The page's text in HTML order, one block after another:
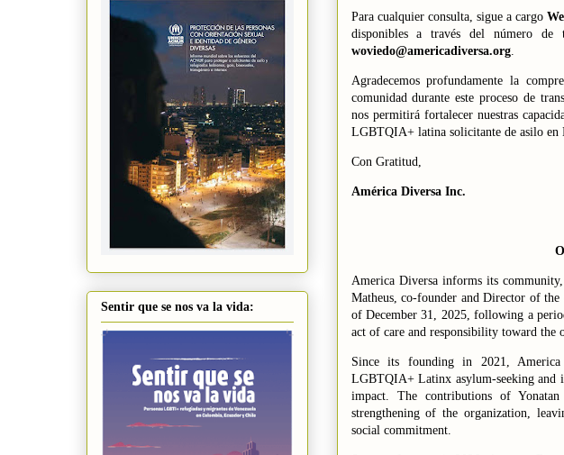
Para cualquier consulta, sigue a cargo
disponibles a través del número de
woviedo@americadiversa.org.
Agradecemos profundamente la
comunidad durante este proceso de
nos permitirá fortalecer nuestras
LGBTQIA+ latina solicitante de asilo en
Con Gratitud,
América Diversa Inc.
America Diversa informs its
Matheus, co-founder and Director of
of December 31, 2025, following a
act of care and responsibility toward the
Since its founding in 2021,
LGBTQIA+ Latinx asylum-seeking and
impact. The contributions of
strengthening of the organization,
social commitment.
Sentir que se nos va la vida: